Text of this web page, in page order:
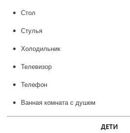
Стол
Стулья
Холодильник
Телевизор
Телефон
Ванная комната с душем
ДЕТИ